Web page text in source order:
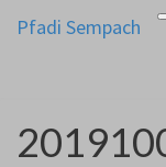
Pfadi Sempach
Pfadi
aus Zürich